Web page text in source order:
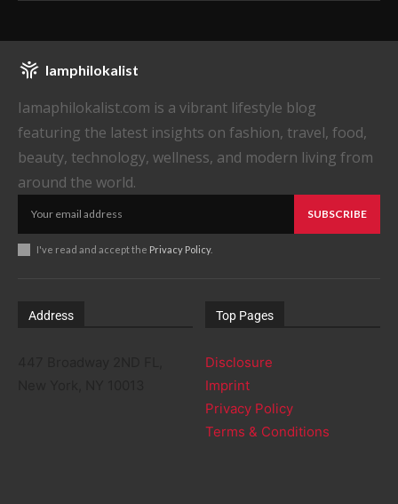
Iamphilokalist
Iamaphilokalist.com is a vibrant lifestyle blog
featuring the latest insights on fashion, travel, food,
beauty, technology, wellness, and modern living from
around the world.
SUBSCRIBE
I've read and accept the Privacy Policy.
Address Top Pages
Disclosure
Imprint
Privacy Policy
Terms & Conditions